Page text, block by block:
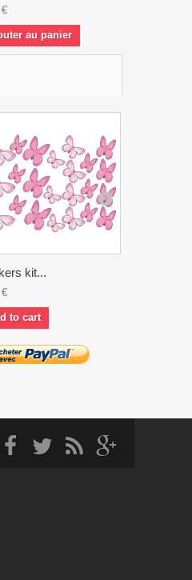
au panier
kit...
to cart